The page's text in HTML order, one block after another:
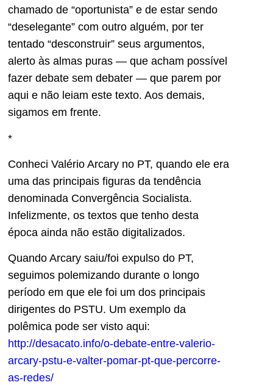
chamado de “oportunista” e de estar sendo
“deselegante” com outro alguém, por ter
tentado “desconstruir” seus argumentos,
alerto às almas puras — que acham possível
fazer debate sem debater — que parem por
aqui e não leiam este texto. Aos demais,
sigamos em frente.
*
Conheci Valério Arcary no PT, quando ele era
uma das principais figuras da tendência
denominada Convergência Socialista.
Infelizmente, os textos que tenho desta
época ainda não estão digitalizados.
Quando Arcary saiu/foi expulso do PT,
seguimos polemizando durante o longo
período em que ele foi um dos principais
dirigentes do PSTU. Um exemplo da
polêmica pode ser visto aqui:
http://desacato.info/o-debate-entre-valerio-
arcary-pstu-e-valter-pomar-pt-que-percorre-
as-redes/